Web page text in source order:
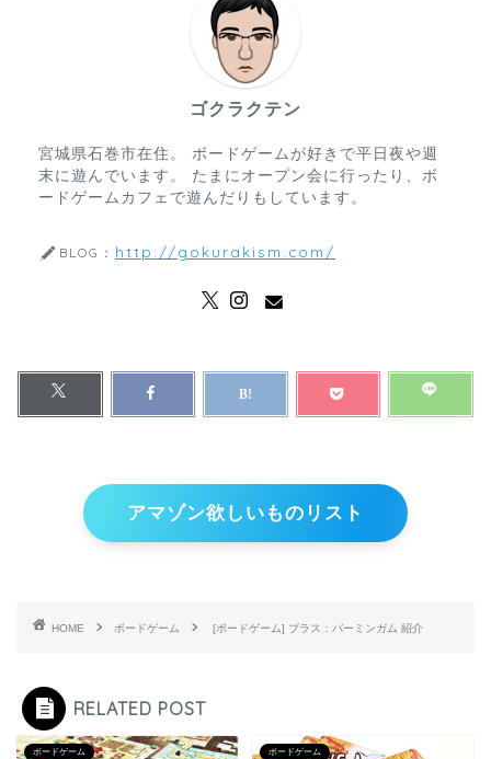
ゴクラクテン
宮城県石巻市在住。 ボードゲームが好きで平日夜や週
末に遊んでいます。 たまにオープン会に行ったり、ボ
ードゲームカフェで遊んだりもしています。
BLOG： http://gokurakism.com/
アマゾン欲しいものリスト
HOME ボードゲーム [ボードゲーム] ブラス：バーミンガム 紹介
RELATED POST
ボードゲーム ボードゲーム